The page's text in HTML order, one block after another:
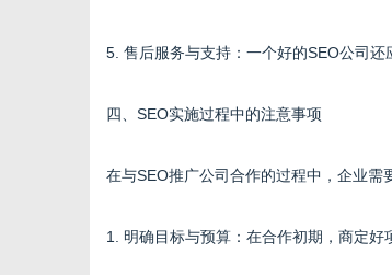
5. 售后服务与支持：一个好的SEO公司
四、SEO实施过程中的注意事项
在与SEO推广公司合作的过程中，企业需
1. 明确目标与预算：在合作初期，商定好